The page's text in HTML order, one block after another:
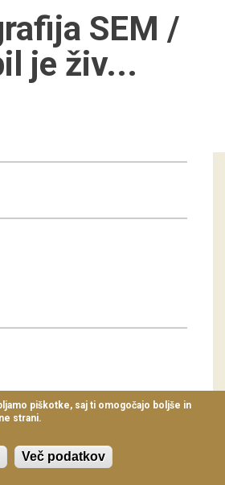
SEM /
je živ...
piškotke, saj ti omogočajo boljše in
strani.
Več podatkov